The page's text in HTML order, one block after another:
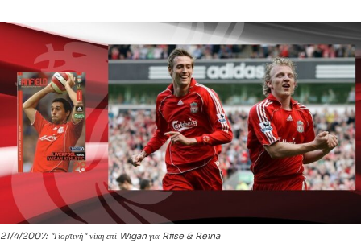
21/4/2007: "Γιορτινή" νίκη επί Wigan για Riise & Reina